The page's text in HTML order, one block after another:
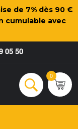
de 7% dès 90 €
cumulable avec
05 50
Rechercher
0